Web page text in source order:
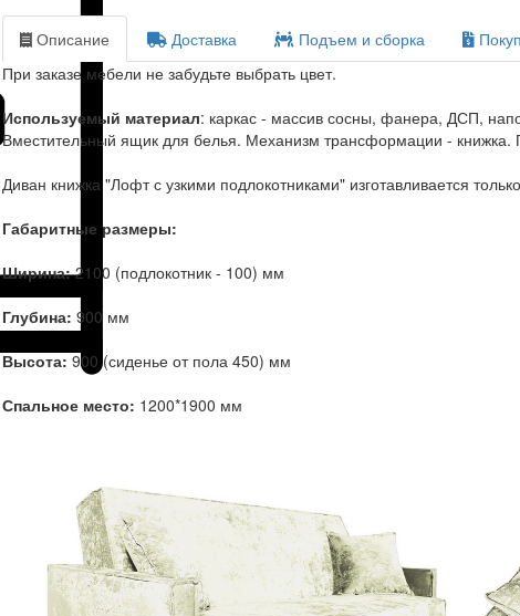
Описание Доставка Подъем и сборка
При заказе мебели не забудьте выбрать цвет.
Используемый материал: каркас - массив сосны, фанера, ДСП,
Вместительный ящик для белья. Механизм трансформации - книжка.
Диван книжка "Лофт с узкими подлокотниками" изготавливается
Габаритные размеры:
Ширина:2100 (подлокотник - 100) мм
Глубина: 900 мм
Высота:900 (сиденье от пола 450) мм
Спальное место: 1200*1900 мм